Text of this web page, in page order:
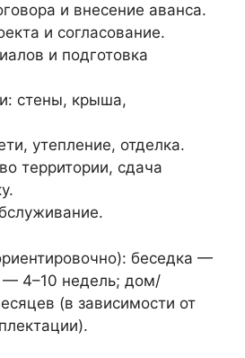
и внесение аванса.
и согласование.
и подготовка
стены, крыша,
утепление, отделка.
территории, сдача
беседка —
— 4–10 недель; дом/
(в зависимости от